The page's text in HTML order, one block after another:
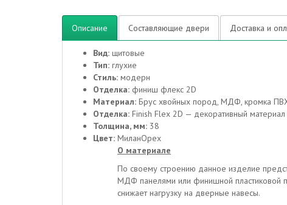
Описание Составляющие двери Доставка и
Вид: щитовые
Тип: глухие
Стиль: модерн
Отделка: финиш флекс 2D
Материал: Брус хвойных пород, МДФ, кромка
Отделка: Finish Flex 2D — декоративный
Толщина, мм: 38
Цвет: МиланОрех
О материале
По своему строению данное изделие
МДФ панелями или финишной пластиковой
снижает нагрузку на дверные навесы.